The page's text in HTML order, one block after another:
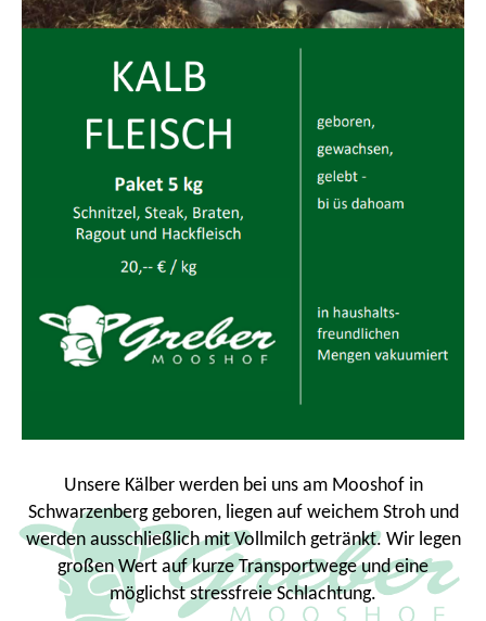
Unsere Kälber werden bei uns am Mooshof in
Schwarzenberg geboren, liegen auf weichem Stroh und
werden ausschließlich mit Vollmilch getränkt. Wir legen
großen Wert auf kurze Transportwege und eine
möglichst stressfreie Schlachtung.